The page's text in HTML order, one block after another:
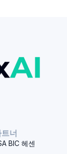
너
BIC 헤센